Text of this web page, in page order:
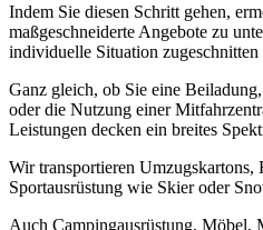
Indem Sie diesen Schritt gehen,
maßgeschneiderte Angebote zu
individuelle Situation zugeschnitten
Ganz gleich, ob Sie eine
oder die Nutzung einer
Leistungen decken ein breites
Wir transportieren Umzugskartons,
Sportausrüstung wie Skier oder
Auch Campingausrüstung, Möbel,